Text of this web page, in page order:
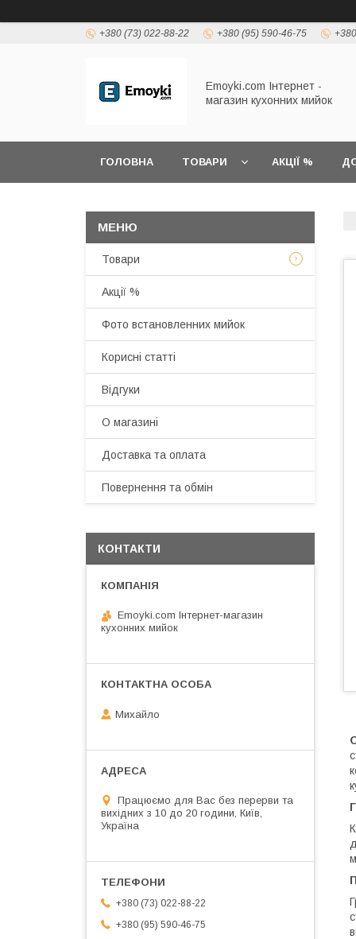
+380 (73) 022-88-22 +380 (95) 590-46-75
Emoyki.com Інтернет -
магазин кухонних мийок
ГОЛОВНА ТОВАРИ АКЦІЇ %
Товари
Акції %
Фото встановленних мийок
Корисні статті
Відгуки
О магазині
Доставка та оплата
Повернення та обмін
КОНТАКТИ
Emoyki.com Інтернет-магазин
кухонних мийок
Михайло
Працюємо для Вас без перерви та
вихідних з 10 до 20 години, Київ,
Україна
+380 (73) 022-88-22
+380 (95) 590-46-75